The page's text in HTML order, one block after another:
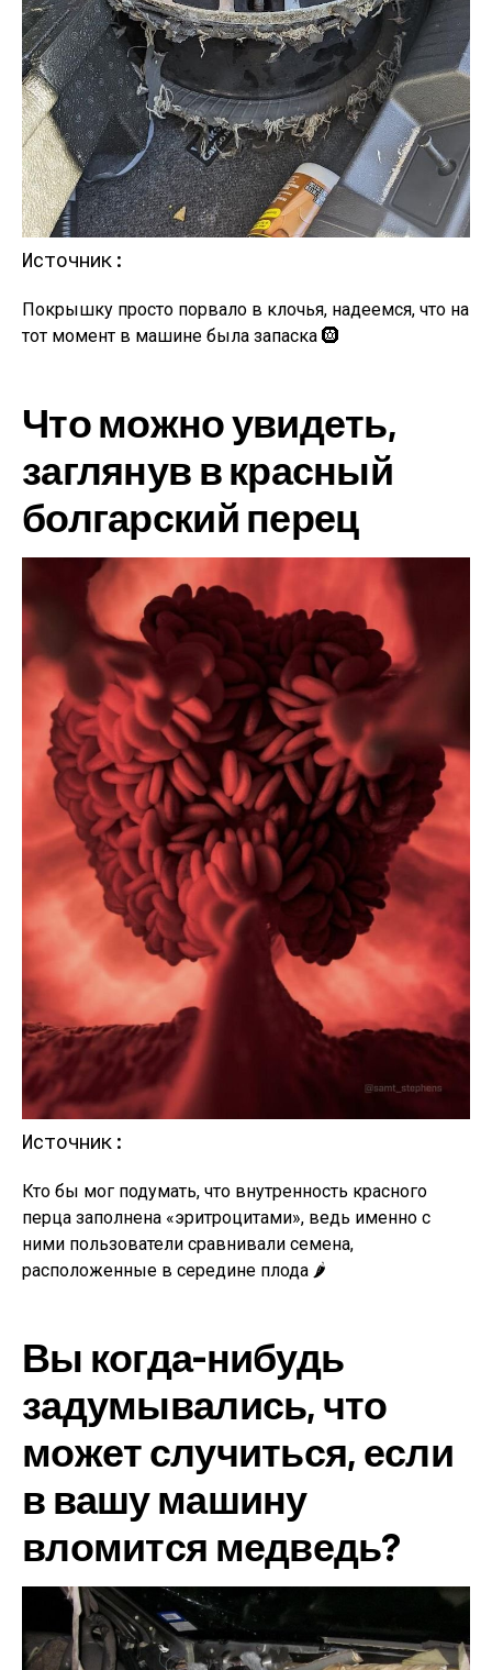
Источник:
Покрышку просто порвало в клочья, надеемся, что на
тот момент в машине была запаска 🛞
Что можно увидеть,
заглянув в красный
болгарский перец
Источник:
Кто бы мог подумать, что внутренность красного
перца заполнена «эритроцитами», ведь именно с
ними пользователи сравнивали семена,
расположенные в середине плода 🌶️
Вы когда-нибудь
задумывались, что
может случиться, если
в вашу машину
вломится медведь?